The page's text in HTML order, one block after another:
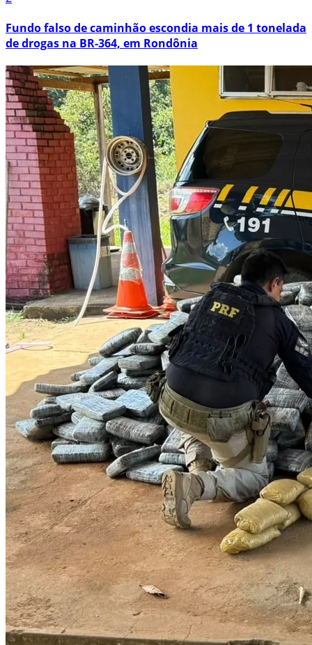
Fundo falso de caminhão escondia mais de 1 tonelada
de drogas na BR-364, em Rondônia